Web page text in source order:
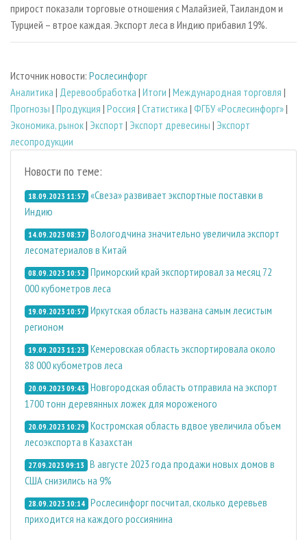
прирост показали торговые отношения с Малайзией, Таиландом и
Турцией – втрое каждая. Экспорт леса в Индию прибавил 19%.
Источник новости: Рослесинфорг
Аналитика | Деревообработка | Итоги | Международная торговля |
Прогнозы | Продукция | Россия | Статистика | ФГБУ «Рослесинфорг»|
Экономика, рынок| Экспорт | Экспорт древесины | Экспорт
лесопродукции
Новости по теме:
18.09.2023 11:57 «Свеза» развивает экспортные поставки в
Индию
14.09.2023 08:37 Вологодчина значительно увеличила экспорт
лесоматериалов в Китай
08.09.2023 10:52 Приморский край экспортировал за месяц 72
000 кубометров леса
19.09.2023 10:57 Иркутская область названа самым лесистым
регионом
19.09.2023 11:23 Кемеровская область экспортировала около
88 000 кубометров леса
20.09.2023 09:43 Новгородская область отправила на экспорт
1700 тонн деревянных ложек для мороженого
20.09.2023 10:29 Костромская область вдвое увеличила объем
лесоэкспорта в Казахстан
27.09.2023 09:13 В августе 2023 года продажи новых домов в
США снизились на 9%
28.09.2023 10:14 Рослесинфорг посчитал, сколько деревьев
приходится на каждого россиянина